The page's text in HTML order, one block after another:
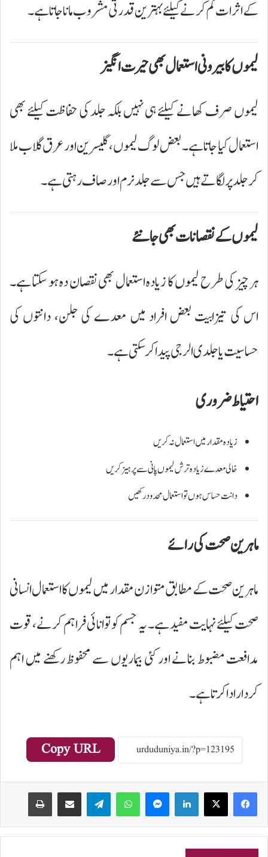
کے اثرات کم کرنے کیلئے بہترین قدرتی مشروب مانا جاتا ہے۔
لیموں کا بیرونی استعمال بھی حیرت انگیز
لیموں صرف کھانے کیلئے ہی نہیں بلکہ جلد کی حفاظت کیلئے بھی
استعمال کیا جاتا ہے۔ بعض لوگ لیموں، گلیسرین اور عرق گلاب ملا
کر جلد پر لگاتے ہیں جس سے جلد نرم اور صاف رہتی ہے۔
لیموں کے نقصانات بھی جانئے
ہر چیز کی طرح لیموں کا زیادہ استعمال بھی نقصان دہ ہو سکتا ہے۔
اس کی تیزابیت بعض افراد میں معدے کی جلن، دانتوں کی
حساسیت یا جلدی الرجی پیدا کر سکتی ہے۔
احتیاط ضروری
زیادہ مقدار میں استعمال نہ کریں
خالی معدے زیادہ ترش لیموں پانی سے پرہیز کریں
دانت حساس ہوں تو استعمال محدود رکھیں
ماہرین صحت کی رائے
ماہرین صحت کے مطابق متوازن مقدار میں لیموں کا استعمال انسانی
صحت کیلئے نہایت مفید ہے۔ یہ جسم کو توانائی فراہم کرنے، قوت
مدافعت مضبوط بنانے اور کئی بیماریوں سے محفوظ رکھنے میں اہم
کردار ادا کرتا ہے۔
Copy URL
LinkedIn
WhatsApp
Telegram